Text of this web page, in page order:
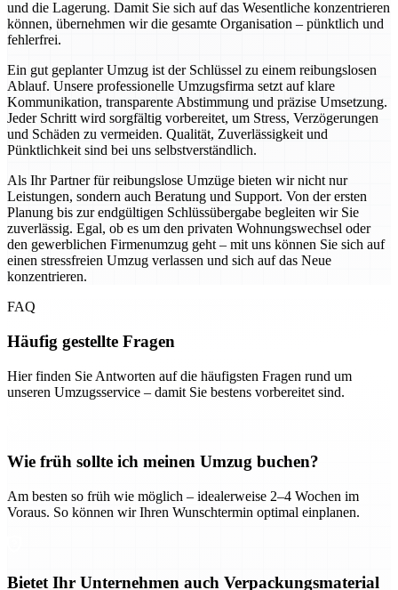
und die Lagerung. Damit Sie sich auf das Wesentliche konzentrieren
können, übernehmen wir die gesamte Organisation – pünktlich und
fehlerfrei.
Ein gut geplanter Umzug ist der Schlüssel zu einem reibungslosen
Ablauf. Unsere professionelle Umzugsfirma setzt auf klare
Kommunikation, transparente Abstimmung und präzise Umsetzung.
Jeder Schritt wird sorgfältig vorbereitet, um Stress, Verzögerungen
und Schäden zu vermeiden. Qualität, Zuverlässigkeit und
Pünktlichkeit sind bei uns selbstverständlich.
Als Ihr Partner für reibungslose Umzüge bieten wir nicht nur
Leistungen, sondern auch Beratung und Support. Von der ersten
Planung bis zur endgültigen Schlüssübergabe begleiten wir Sie
zuverlässig. Egal, ob es um den privaten Wohnungswechsel oder
den gewerblichen Firmenumzug geht – mit uns können Sie sich auf
einen stressfreien Umzug verlassen und sich auf das Neue
konzentrieren.
FAQ
Häufig gestellte Fragen
Hier finden Sie Antworten auf die häufigsten Fragen rund um
unseren Umzugsservice – damit Sie bestens vorbereitet sind.
Wie früh sollte ich meinen Umzug buchen?
Am besten so früh wie möglich – idealerweise 2–4 Wochen im
Voraus. So können wir Ihren Wunschtermin optimal einplanen.
Bietet Ihr Unternehmen auch Verpackungsmaterial